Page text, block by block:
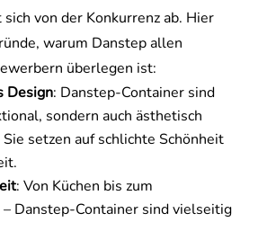
von der Konkurrenz ab. Hier
warum Danstep allen
überlegen ist:
Design: Danstep-Container sind
sondern auch ästhetisch
setzen auf schlichte Schönheit
: Von Küchen bis zum
– Danstep-Container sind vielseitig